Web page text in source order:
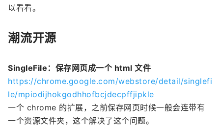
以看看。
潮流开源
SingleFile：保存网页成一个 html 文件
https://chrome.google.com/webstore/detail/singlefi
le/mpiodijhokgodhhofbcjdecpffjipkle
一个 chrome 的扩展，之前保存网页时候一般会连带有
一个资源文件夹，这个解决了这个问题。